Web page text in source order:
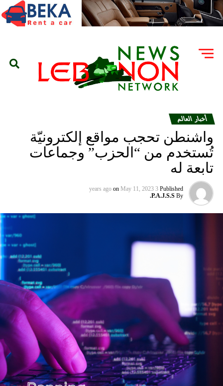
أخبار العالم
واشنطن تحجب مواقع إلكترونيّة
تُستخدم من “الحزب” وجماعات
تابعة له
Published
3 years ago
on May 11, 2023
By
P.A.J.S.S.